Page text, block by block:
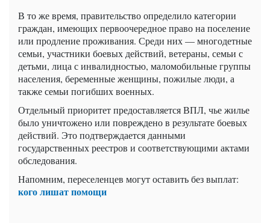
В то же время, правительство определило категории
граждан, имеющих первоочередное право на поселение
или продление проживания. Среди них — многодетные
семьи, участники боевых действий, ветераны, семьи с
детьми, лица с инвалидностью, маломобильные группы
населения, беременные женщины, пожилые люди, а
также семьи погибших военных.
Отдельный приоритет предоставляется ВПЛ, чье жилье
было уничтожено или повреждено в результате боевых
действий. Это подтверждается данными
государственных реестров и соответствующими актами
обследования.
Напомним, переселенцев могут оставить без выплат:
кого лишат помощи